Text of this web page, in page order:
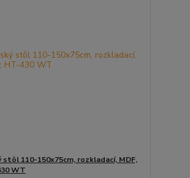
stôl 110-150x75cm, rozkladací, MDF,
WT